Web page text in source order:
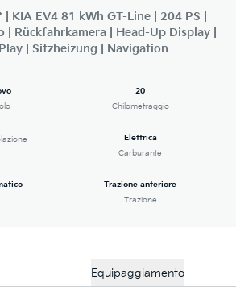
| KIA EV4 81 kWh GT-Line | 204 PS |
Rückfahrkamera | Head-Up Display |
| Sitzheizung | Navigation
20
Chilometraggio
Elettrica
Carburante
Trazione anteriore
Trazione
Equipaggiamento